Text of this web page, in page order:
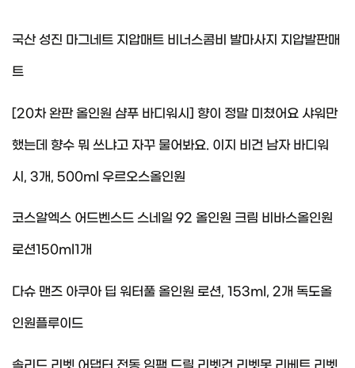
국산 성진 마그네트 지압매트 비너스콤비 발마사지 지압발판매
트
[20차 완판 올인원 샴푸 바디워시] 향이 정말 미쳤어요 샤워만
했는데 향수 뭐 쓰냐고 자꾸 물어봐요. 이지 비건 남자 바디워
시, 3개, 500ml 우르오스올인원
코스알엑스 어드벤스드 스네일 92 올인원 크림 비바스올인원
로션150ml1개
다슈 맨즈 아쿠아 딥 워터풀 올인원 로션, 153ml, 2개 독도올
인원플루이드